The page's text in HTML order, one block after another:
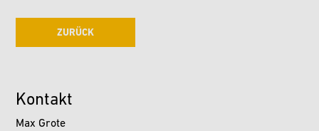
ZURÜCK
Kontakt
Max Grote